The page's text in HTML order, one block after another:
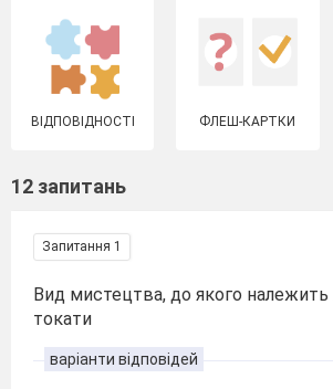
ВІДПОВІДНОСТІ ФЛЕШ-КАРТКИ
12 запитань
Запитання 1
Вид мистецтва, до якого належить
токати
варіанти відповідей